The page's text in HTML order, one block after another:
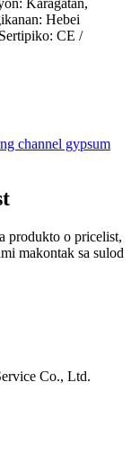
Hebei
CE /
channel gypsum
produkto o pricelist,
makontak sa sulod
Co., Ltd.